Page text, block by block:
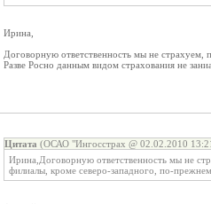
Ирина,
Договорную ответственность мы не страхуем,
Разве Росно данным видом страхования не
Цитата (ОСАО "Ингосстрах @ 02.02.2010
Ирина,Договорную ответственность мы не
филиалы, кроме северо-западного, по-